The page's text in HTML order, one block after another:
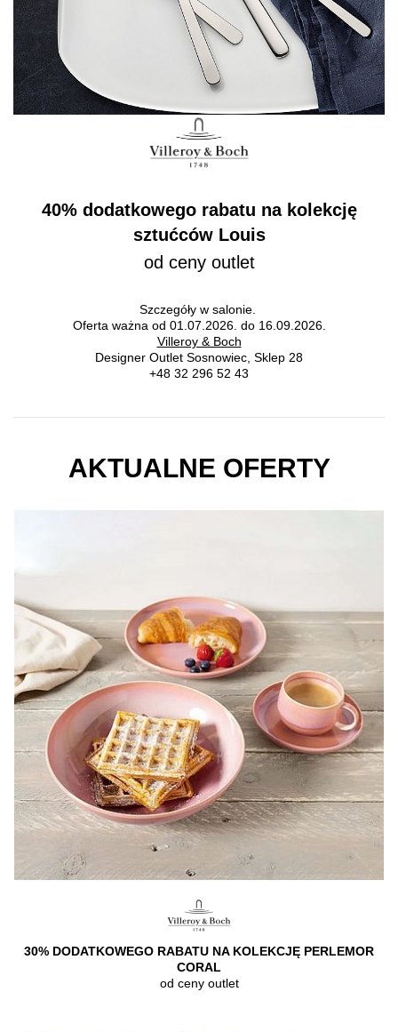
40% dodatkowego rabatu na kolekcję
sztućców Louis
od ceny outlet
Szczegóły w salonie.
Oferta ważna od 01.07.2026. do 16.09.2026.
Villeroy & Boch
Designer Outlet Sosnowiec, Sklep 28
+48 32 296 52 43
AKTUALNE OFERTY
30% DODATKOWEGO RABATU NA KOLEKCJĘ PERLEMOR
CORAL
od ceny outlet